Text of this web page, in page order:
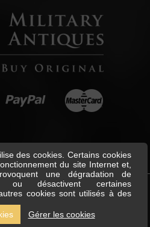
des cookies. Certains cookies
du site Internet et,
une dégradation de
ou désactivent certaines
cookies sont utilisés à des
Les cookies nous permettent
et les annonces, d'offrir des
médias sociaux et d'analyser
Gérer les cookies